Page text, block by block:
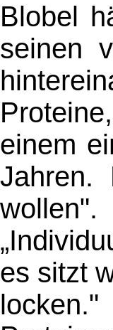
Blobel
seinen
einem
Jahren.
es sitzt